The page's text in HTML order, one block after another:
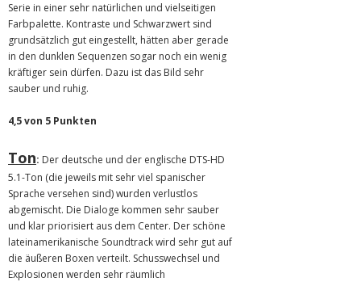
Serie in einer sehr natürlichen und vielseitigen
Farbpalette. Kontraste und Schwarzwert sind
grundsätzlich gut eingestellt, hätten aber gerade
in den dunklen Sequenzen sogar noch ein wenig
kräftiger sein dürfen. Dazu ist das Bild sehr
sauber und ruhig.
4,5 von 5 Punkten
Ton: Der deutsche und der englische DTS-HD
5.1-Ton (die jeweils mit sehr viel spanischer
Sprache versehen sind) wurden verlustlos
abgemischt. Die Dialoge kommen sehr sauber
und klar priorisiert aus dem Center. Der schöne
lateinamerikanische Soundtrack wird sehr gut auf
die äußeren Boxen verteilt. Schusswechsel und
Explosionen werden sehr räumlich